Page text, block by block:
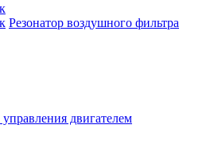
Резонатор воздушного фильтра
двигателем